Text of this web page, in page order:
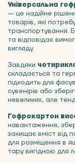
Універсальна
— це надійне
товарів, які
транспортування.
та відповідає
вигляду.
Завдяки
складається та
підходить для
сувенірів або
невеликих, але
Гофрокартон
навантаження,
захищає вміст від
для розміщення в
тару вигідною для